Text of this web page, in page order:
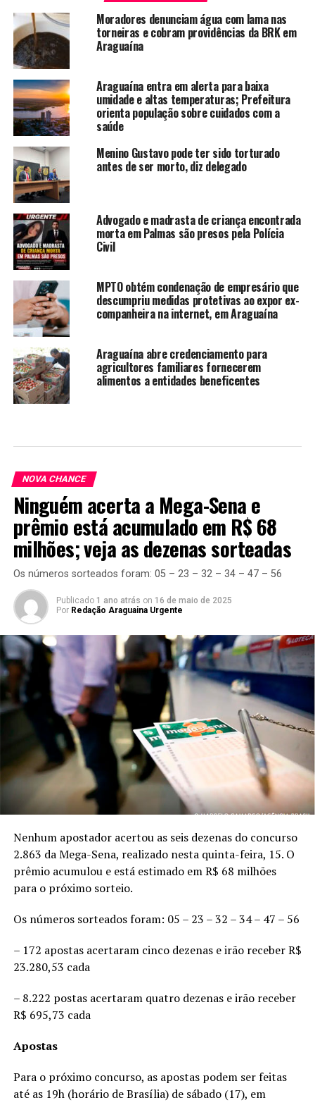
Moradores denunciam água com lama nas
torneiras e cobram providências da BRK em
Araguaína
Araguaína entra em alerta para baixa
umidade e altas temperaturas; Prefeitura
orienta população sobre cuidados com a
saúde
Menino Gustavo pode ter sido torturado
antes de ser morto, diz delegado
Advogado e madrasta de criança encontrada
morta em Palmas são presos pela Polícia
Civil
MPTO obtém condenação de empresário que
descumpriu medidas protetivas ao expor ex-
companheira na internet, em Araguaína
Araguaína abre credenciamento para
agricultores familiares fornecerem
alimentos a entidades beneficentes
NOVA CHANCE
Ninguém acerta a Mega-Sena e
prêmio está acumulado em R$ 68
milhões; veja as dezenas sorteadas
Os números sorteados foram: 05 – 23 – 32 – 34 – 47 – 56
Publicado 1 ano atrás on 16 de maio de 2025
Por Redação Araguaina Urgente
Nenhum apostador acertou as seis dezenas do concurso
2.863 da Mega-Sena, realizado nesta quinta-feira, 15. O
prêmio acumulou e está estimado em R$ 68 milhões
para o próximo sorteio.
Os números sorteados foram: 05 – 23 – 32 – 34 – 47 – 56
– 172 apostas acertaram cinco dezenas e irão receber R$
23.280,53 cada
– 8.222 postas acertaram quatro dezenas e irão receber
R$ 695,73 cada
Apostas
Para o próximo concurso, as apostas podem ser feitas
até as 19h (horário de Brasília) de sábado (17), em